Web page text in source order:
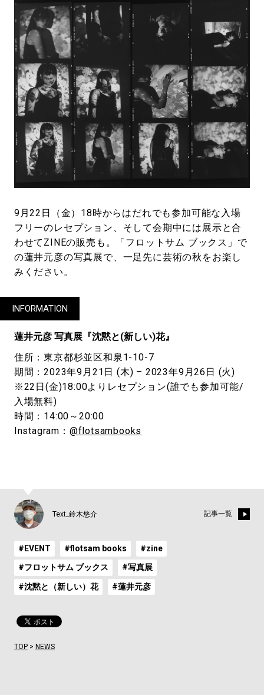
9月22日（金）18時からはだれでも参加可能な入場
フリーのレセプション、そして会期中には展示と合
わせてZINEの販売も。「フロットサム ブックス」で
の蓮井元彦の写真展で、一足先に芸術の秋をお楽し
みください。
INFORMATION
蓮井元彦 写真展『沈黙と(新しい)花』
住所：東京都杉並区和泉1-10-7
期間：2023年9月21日 (木) – 2023年9月26日 (火)
※22日(金)18:00よりレセプション(誰でも参加可能/
入場無料)
時間：14:00～20:00
Instagram： @flotsambooks
Text_鈴木悠介 記事一覧
#EVENT #flotsam books #zine
#フロットサム ブックス #写真展
#沈黙と（新しい）花 #蓮井元彦
TOP> NEWS